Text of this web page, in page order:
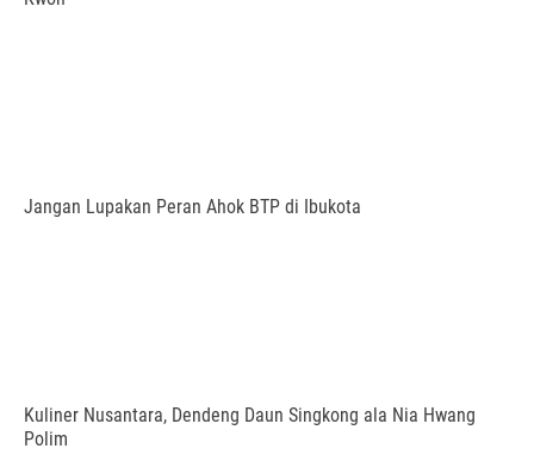
Jangan Lupakan Peran Ahok BTP di Ibukota
Kuliner Nusantara, Dendeng Daun Singkong ala Nia Hwang
Polim